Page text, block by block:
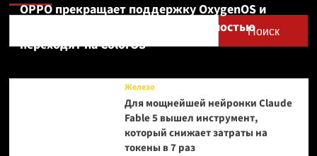
Джеймс
сериал
Поиск
OPPO прекращает поддержку OxygenOS и
Realme UI — OnePlus и realme полностью
переходят на ColorOS
Железо
Для мощнейшей нейронки Claude
Fable 5 вышел инструмент,
который снижает затраты на
токены в 7 раз